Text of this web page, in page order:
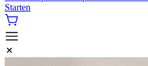
Starten